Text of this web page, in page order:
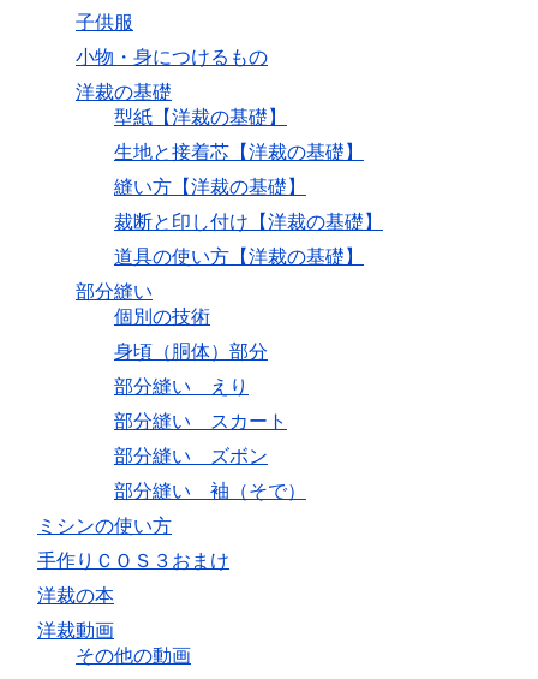
子供服
小物・身につけるもの
洋裁の基礎
型紙【洋裁の基礎】
生地と接着芯【洋裁の基礎】
縫い方【洋裁の基礎】
裁断と印し付け【洋裁の基礎】
道具の使い方【洋裁の基礎】
部分縫い
個別の技術
身頃（胴体）部分
部分縫い えり
部分縫い スカート
部分縫い ズボン
部分縫い 袖（そで）
ミシンの使い方
手作りＣＯＳ３おまけ
洋裁の本
洋裁動画
その他の動画